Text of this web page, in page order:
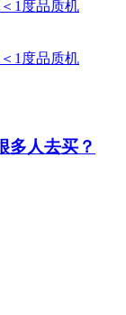
多人去买？